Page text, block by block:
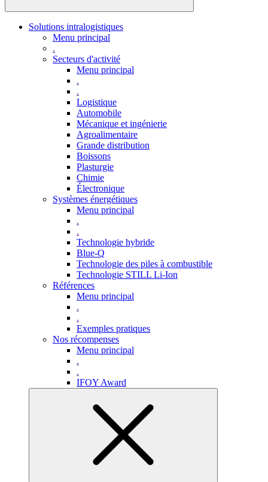
Solutions intralogistiques
Menu principal
.
Secteurs d'activité
Menu principal
.
.
Logistique
Automobile
Mécanique et ingénierie
Agroalimentaire
Grande distribution
Boissons
Plasturgie
Chimie
Électronique
Systèmes énergétiques
Menu principal
.
.
Technologie hybride
Blue-Q
Technologie des piles à combustible
Technologie STILL Li-Ion
Références
Menu principal
.
.
Exemples pratiques
Nos récompenses
Menu principal
.
.
IFOY Award